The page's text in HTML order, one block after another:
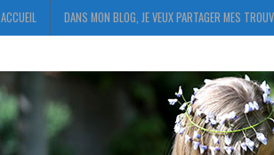
ACCUEIL DANS MON BLOG, JE VEUX PARTAGER MES